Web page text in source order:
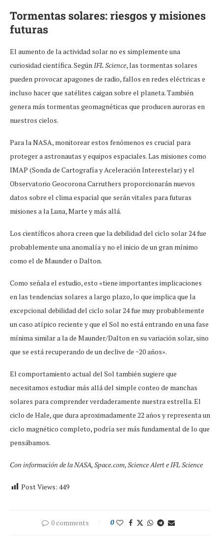
Tormentas solares: riesgos y misiones
futuras
El aumento de la actividad solar no es simplemente una
curiosidad científica. Según IFL Science, las tormentas solares
pueden provocar apagones de radio, fallos en redes eléctricas e
incluso hacer que satélites caigan sobre el planeta. También
genera más tormentas geomagnéticas que producen auroras en
nuestros cielos.
Para la NASA, monitorear estos fenómenos es crucial para
proteger a astronautas y equipos espaciales. Las misiones como
IMAP (Sonda de Cartografía y Aceleración Interestelar) y el
Observatorio Geocorona Carruthers proporcionarán nuevos
datos sobre el clima espacial que serán vitales para futuras
misiones a la Luna, Marte y más allá.
Los científicos ahora creen que la debilidad del ciclo solar 24 fue
probablemente una anomalía y no el inicio de un gran mínimo
como el de Maunder o Dalton.
Como señala el estudio, esto «tiene importantes implicaciones
en las tendencias solares a largo plazo, lo que implica que la
excepcional debilidad del ciclo solar 24 fue muy probablemente
un caso atípico reciente y que el Sol no está entrando en una fase
mínima similar a la de Maunder/Dalton en su variación solar, sino
que se está recuperando de un declive de ~20 años».
El comportamiento actual del Sol también sugiere que
necesitamos estudiar más allá del simple conteo de manchas
solares para comprender verdaderamente nuestra estrella. El
ciclo de Hale, que dura aproximadamente 22 años y representa un
ciclo magnético completo, podría ser más fundamental de lo que
pensábamos.
Con información de la NASA, Space.com, Science Alert e IFL Science
Post Views: 449
0 comments 0